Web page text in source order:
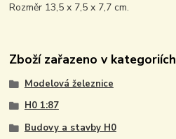
Rozměr 13,5 x 7,5 x 7,7 cm.
Zboží zařazeno v kategoriích
Modelová železnice
H0 1:87
Budovy a stavby H0